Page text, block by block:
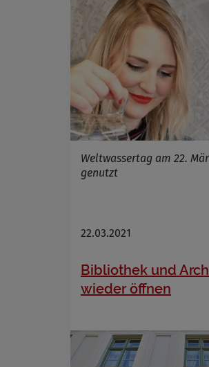
Weltwassertag am 22.
genutzt
22.03.2021
Bibliothek und
wieder öffnen